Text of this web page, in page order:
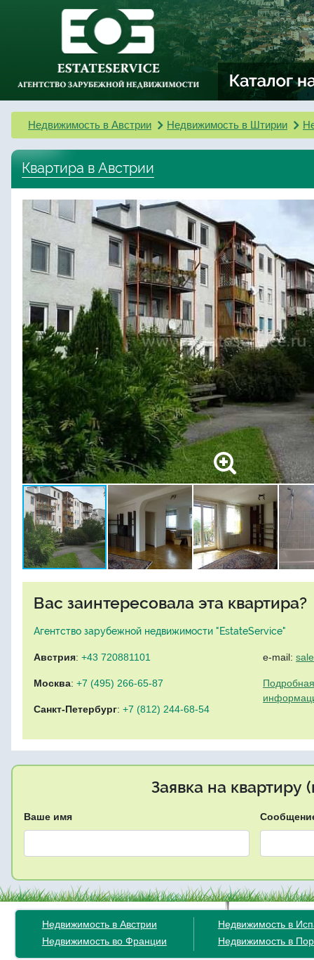
Недвижимость в Австрии Недвижимость в Штирии
Квартира в Австрии
Вас заинтересовала эта квартира?
Агентство зарубежной недвижимости "EstateService"
Австрия: +43 720881101
Москва: +7 (495) 266-65-87
Санкт-Петербург: +7 (812) 244-68-54
e-mail:
Заявка на квартиру
Ваше имя
Недвижимость в Австрии
Недвижимость во Франции
Недвижимость в
Недвижимость в